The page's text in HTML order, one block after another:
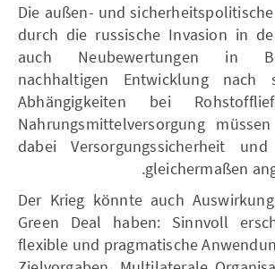
Die außen- und
durch die russische Invasion in
auch Neubewertungen in
nachhaltigen Entwicklung nach
Abhängigkeiten bei
Nahrungsmittelversorgung
dabei Versorgungssicherheit
gleichermaßen
Der Krieg könnte auch
Green Deal haben: Sinnvoll
flexible und pragmatische